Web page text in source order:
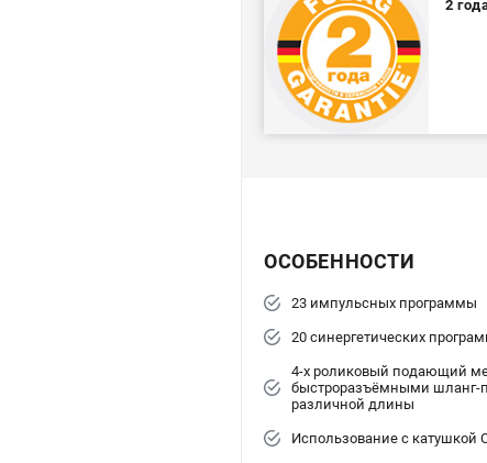
2
ОСОБЕННОСТИ
23 импульсных программы
20 синергетических
4-х роликовый подающий
быстроразъёмными шланг-
различной длины
Использование с катушкой